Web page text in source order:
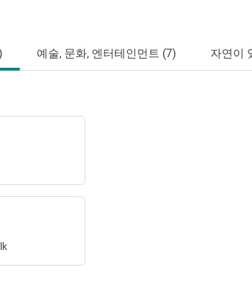
예술, 문화, 엔터테인먼트 (7) 자연이